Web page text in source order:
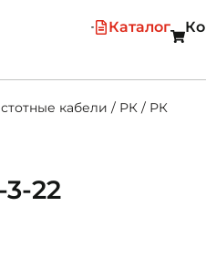
Каталог
кабели / РК / РК
22